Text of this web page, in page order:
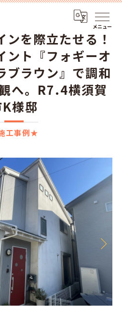
メニュー
工事例★
を際立たせる！
ント『フォギーオ
ラウン』で調和
へ。R7.4横須賀
様邸